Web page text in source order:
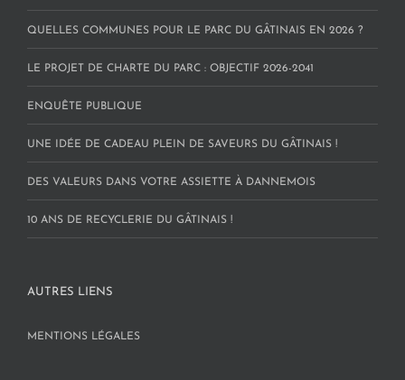
QUELLES COMMUNES POUR LE PARC DU GÂTINAIS EN 2026 ?
LE PROJET DE CHARTE DU PARC : OBJECTIF 2026-2041
ENQUÊTE PUBLIQUE
UNE IDÉE DE CADEAU PLEIN DE SAVEURS DU GÂTINAIS !
DES VALEURS DANS VOTRE ASSIETTE À DANNEMOIS
10 ANS DE RECYCLERIE DU GÂTINAIS !
AUTRES LIENS
MENTIONS LÉGALES